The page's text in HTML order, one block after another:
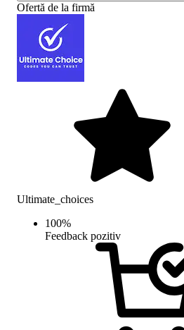
Ofertă de la firmă
Ultimate_choices
100%
Feedback pozitiv